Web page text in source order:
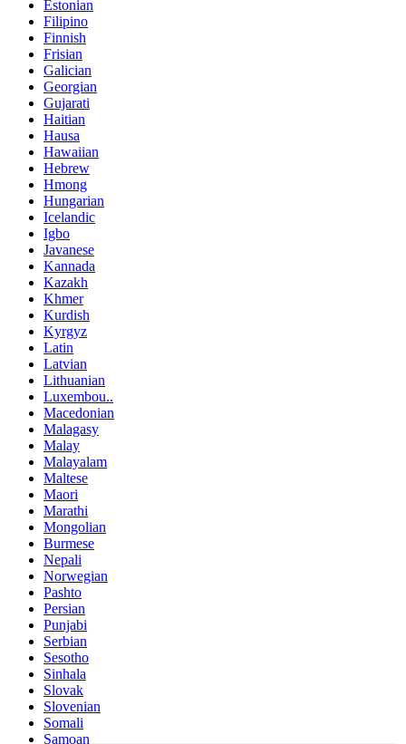
Estonian
Filipino
Finnish
Frisian
Galician
Georgian
Gujarati
Haitian
Hausa
Hawaiian
Hebrew
Hmong
Hungarian
Icelandic
Igbo
Javanese
Kannada
Kazakh
Khmer
Kurdish
Kyrgyz
Latin
Latvian
Lithuanian
Luxembou..
Macedonian
Malagasy
Malay
Malayalam
Maltese
Maori
Marathi
Mongolian
Burmese
Nepali
Norwegian
Pashto
Persian
Punjabi
Serbian
Sesotho
Sinhala
Slovak
Slovenian
Somali
Samoan